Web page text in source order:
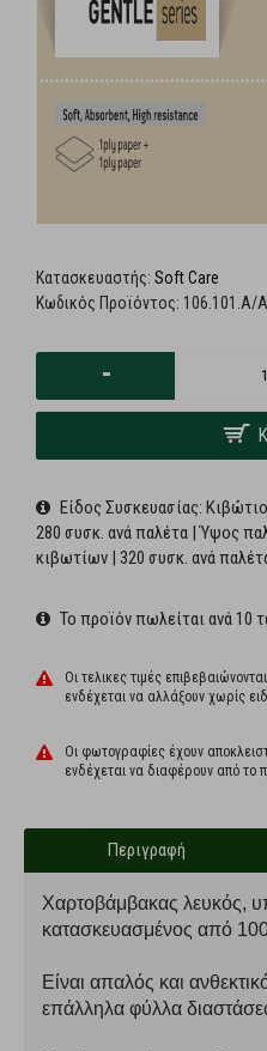
Κατασκευαστής: Soft Care
Κωδικός Προϊόντος: 106.101.A/A
-
Είδος Συσκευασίας:
280 συσκ. ανά παλέτα | Ύψος
κιβωτίων | 320 συσκ. ανά
Το προϊόν πωλείται ανά 10
Οι τελικες τιμές
ενδέχεται να αλλάξουν χωρίς
Οι φωτογραφίες έχουν
ενδέχεται να διαφέρoυν από το
Περιγραφή
Χαρτοβάμβακας λευκός,
κατασκευασμένος από
Είναι απαλός και
επάλληλα φύλλα